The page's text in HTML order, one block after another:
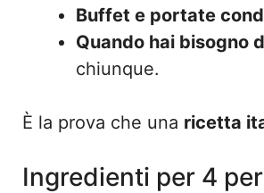
Buffet e portate
Quando hai bisogno
chiunque.
È la prova che una ricetta
Ingredienti per 4